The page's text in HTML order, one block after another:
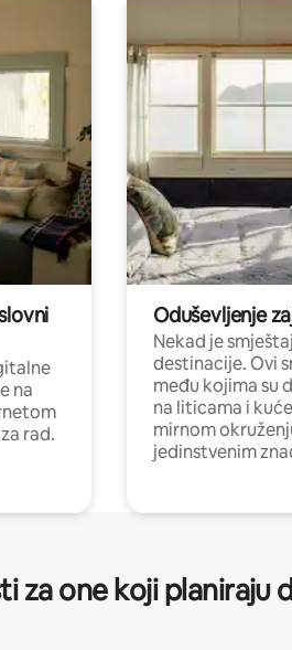
na
rad.
Oduševljenje
Nekad je
destinacije. Ovi
među kojima su
na liticama i
mirnom
jedinstvenim
za one koji planiraju